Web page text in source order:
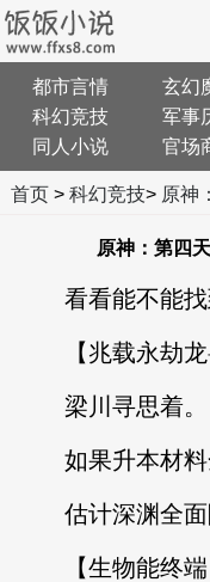
都市言情 玄幻
科幻竞技
军事
同人小说
官场
首页> 科幻竞技> 原神
原神：第四
看看能不能找
【兆载永劫龙
梁川寻思着。
如果升本材料
估计深渊全面
【生物能终端